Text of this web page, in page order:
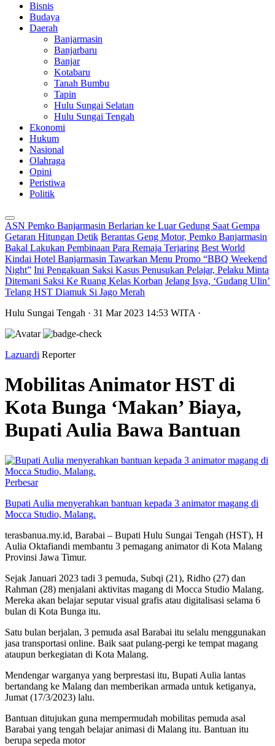
Bisnis
Budaya
Daerah
Banjarmasin
Banjarbaru
Banjar
Kotabaru
Tanah Bumbu
Tapin
Hulu Sungai Selatan
Hulu Sungai Tengah
Ekonomi
Hukum
Nasional
Olahraga
Opini
Peristiwa
Politik
ASN Pemko Banjarmasin Berlarian ke Luar Gedung Saat Gempa
Getaran Hitungan Detik Berantas Geng Motor, Pemko Banjarmasin
Bakal Lakukan Pembinaan Para Remaja Terjaring Best World
Kindai Hotel Banjarmasin Tawarkan Menu Promo “BBQ Weekend
Night” Ini Pengakuan Saksi Kasus Penusukan Pelajar, Pelaku Minta
Ditemani Saksi Ke Ruang Kelas Korban Jelang Isya, ‘Gudang Ulin’
Telang HST Diamuk Si Jago Merah
Hulu Sungai Tengah · 31 Mar 2023 14:53 WITA ·
Lazuardi Reporter
Mobilitas Animator HST di
Kota Bunga ‘Makan’ Biaya,
Bupati Aulia Bawa Bantuan
Perbesar
Bupati Aulia menyerahkan bantuan kepada 3 animator magang di
Mocca Studio, Malang.
terasbanua.my.id, Barabai – Bupati Hulu Sungai Tengah (HST), H
Aulia Oktafiandi membantu 3 pemagang animator di Kota Malang
Provinsi Jawa Timur.
Sejak Januari 2023 tadi 3 pemuda, Subqi (21), Ridho (27) dan
Rahman (28) menjalani aktivitas magang di Mocca Studio Malang.
Mereka akan belajar seputar visual grafis atau digitalisasi selama 6
bulan di Kota Bunga itu.
Satu bulan berjalan, 3 pemuda asal Barabai itu selalu menggunakan
jasa transportasi online. Baik saat pulang-pergi ke tempat magang
ataupun berkegiatan di Kota Malang.
Mendengar warganya yang berprestasi itu, Bupati Aulia lantas
bertandang ke Malang dan memberikan armada untuk ketiganya,
Jumat (17/3/2023) lalu.
Bantuan ditujukan guna mempermudah mobilitas pemuda asal
Barabai yang tengah belajar animasi di Malang itu. Bantuan itu
berupa sepeda motor